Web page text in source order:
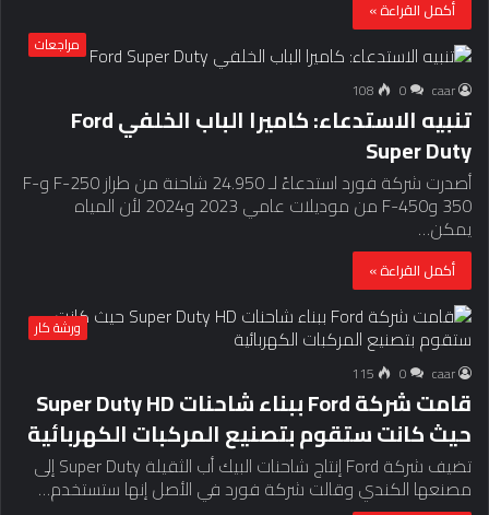
أكمل القراءة »
مراجعات
caar
0
108
تنبيه الاستدعاء: كاميرا الباب الخلفي Ford
Super Duty
أصدرت شركة فورد استدعاءً لـ 24.950 شاحنة من طراز F-250 وF-
350 وF-450 من موديلات عامي 2023 و2024 لأن المياه
يمكن…
أكمل القراءة »
ورشة كار
caar
0
115
قامت شركة Ford ببناء شاحنات Super Duty HD
حيث كانت ستقوم بتصنيع المركبات الكهربائية
تضيف شركة Ford إنتاج شاحنات البيك أب الثقيلة Super Duty إلى
مصنعها الكندي وقالت شركة فورد في الأصل إنها ستستخدم…